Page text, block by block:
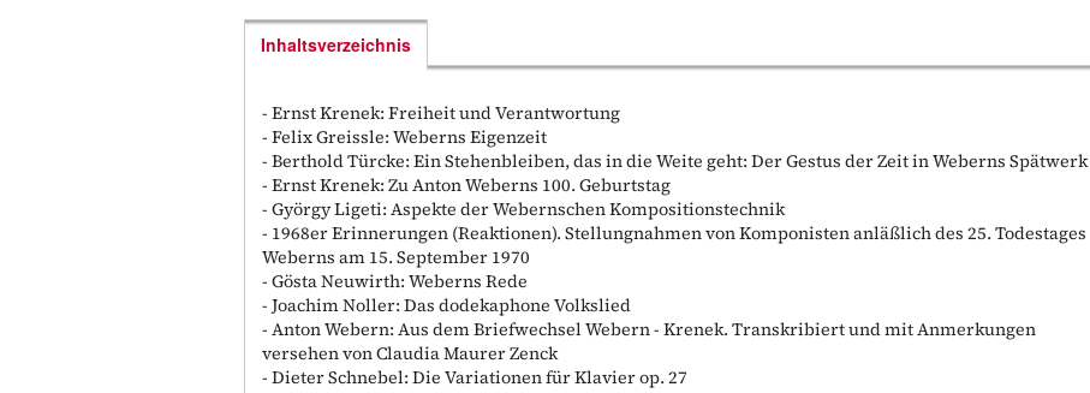
Inhaltsverzeichnis
- Ernst Krenek: Freiheit und Verantwortung
- Felix Greissle: Weberns Eigenzeit
- Berthold Türcke: Ein Stehenbleiben, das in die Weite geht: Der Gestus der Zeit in Weberns Spätwerk
- Ernst Krenek: Zu Anton Weberns 100. Geburtstag
- György Ligeti: Aspekte der Webernschen Kompositionstechnik
- 1968er Erinnerungen (Reaktionen). Stellungnahmen von Komponisten anläßlich des 25. Todestages
Weberns am 15. September 1970
- Gösta Neuwirth: Weberns Rede
- Joachim Noller: Das dodekaphone Volkslied
- Anton Webern: Aus dem Briefwechsel Webern - Krenek. Transkribiert und mit Anmerkungen
versehen von Claudia Maurer Zenck
- Dieter Schnebel: Die Variationen für Klavier op. 27